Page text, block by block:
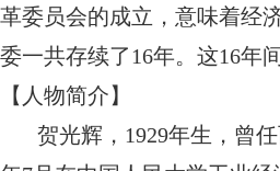
革委员会的成立，意味着经
委一共存续了16年。这16年
【人物简介】
贺光辉，1929年生，曾